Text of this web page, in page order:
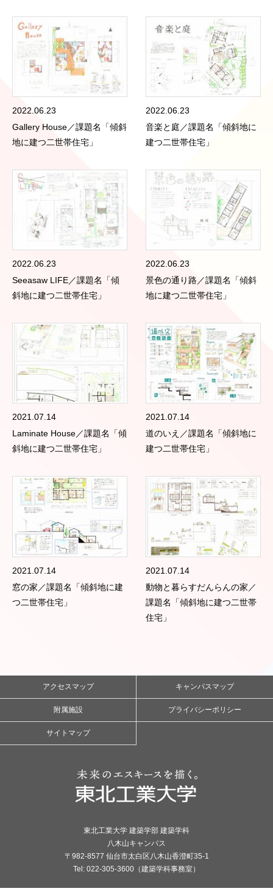
2022.06.23
Gallery House／課題名「傾斜
地に建つ二世帯住宅」
2022.06.23
音楽と庭／課題名「傾斜地に
建つ二世帯住宅」
2022.06.23
Seeasaw LIFE／課題名「傾
斜地に建つ二世帯住宅」
2022.06.23
景色の通り路／課題名「傾斜
地に建つ二世帯住宅」
2021.07.14
Laminate House／課題名「傾
斜地に建つ二世帯住宅」
2021.07.14
道のいえ／課題名「傾斜地に
建つ二世帯住宅」
2021.07.14
窓の家／課題名「傾斜地に建
つ二世帯住宅」
2021.07.14
動物と暮らすだんらんの家／
課題名「傾斜地に建つ二世帯
住宅」
アクセスマップ キャンパスマップ
附属施設 プライバシーポリシー
サイトマップ
東北工業大学 建築学部 建築学科
八木山キャンパス
〒982-8577 仙台市太白区八木山香澄町35-1
Tel: 022-305-3600（建築学科事務室）